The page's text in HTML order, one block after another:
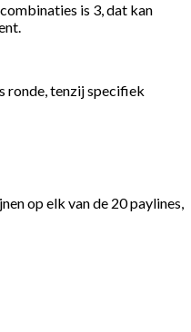
is 3, dat kan
ronde, tenzij specifiek
op elk van de 20 paylines,